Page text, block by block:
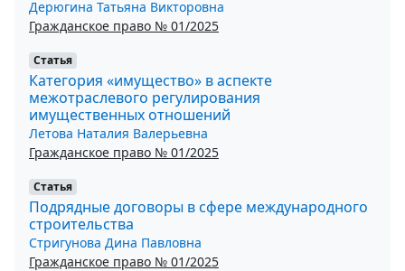
Дерюгина Татьяна Викторовна
Гражданское право № 01/2025
Статья
Категория «имущество» в аспекте
межотраслевого регулирования
имущественных отношений
Летова Наталия Валерьевна
Гражданское право № 01/2025
Статья
Подрядные договоры в сфере международного
строительства
Стригунова Дина Павловна
Гражданское право № 01/2025